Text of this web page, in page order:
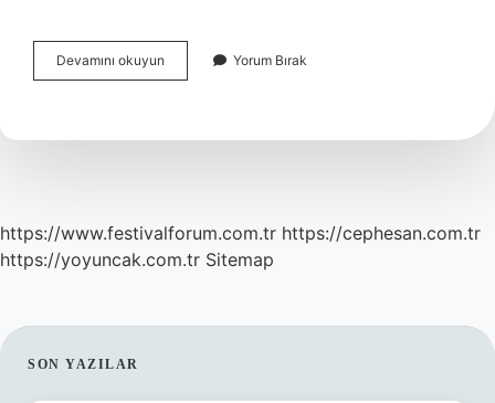
Devamını okuyun
Karttaki
Görebilirim
Yorum Bırak
https://www.festivalforum.com.tr https://cephesan.com.tr
https://yoyuncak.com.tr Sitemap
SIDEBAR
SON YAZILAR